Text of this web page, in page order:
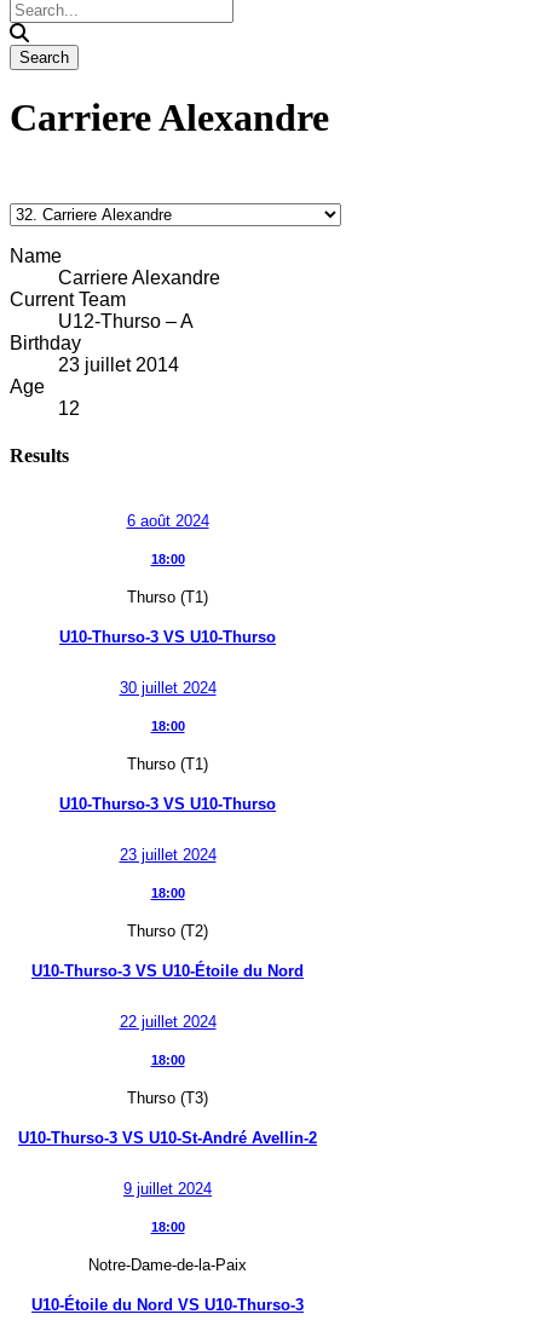
Carriere Alexandre
Name
Carriere Alexandre
Current Team
U12-Thurso – A
Birthday
23 juillet 2014
Age
12
Results
6 août 2024
18:00
Thurso (T1)
U10-Thurso-3 VS U10-Thurso
30 juillet 2024
18:00
Thurso (T1)
U10-Thurso-3 VS U10-Thurso
23 juillet 2024
18:00
Thurso (T2)
U10-Thurso-3 VS U10-Étoile du Nord
22 juillet 2024
18:00
Thurso (T3)
U10-Thurso-3 VS U10-St-André Avellin-2
9 juillet 2024
18:00
Notre-Dame-de-la-Paix
U10-Étoile du Nord VS U10-Thurso-3